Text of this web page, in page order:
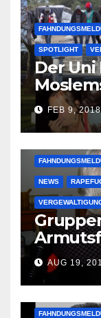
SPOTLIGHT
Der
Uni-
FEB 9, 2018
NEWS
Oma
AUG 19,